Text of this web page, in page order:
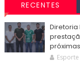
RECENTES
Diretoria